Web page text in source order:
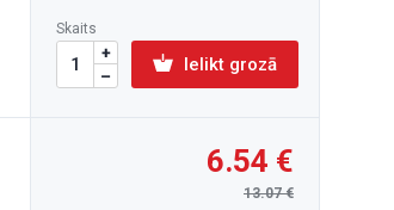
Skaits
Ielikt grozā
6.54
13.07